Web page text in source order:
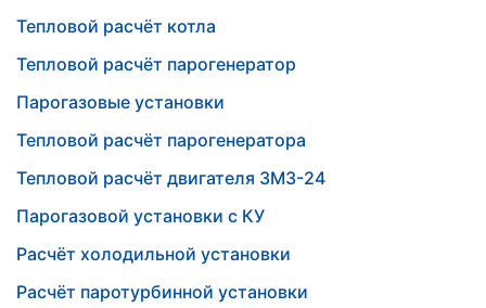
Тепловой расчёт котла
Тепловой расчёт парогенератор
Парогазовые установки
Тепловой расчёт парогенератора
Тепловой расчёт двигателя ЗМЗ-24
Парогазовой установки с КУ
Расчёт холодильной установки
Расчёт паротурбинной установки